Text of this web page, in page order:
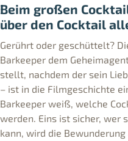
Beim großen
über den Cocktail
Gerührt oder geschüttelt?
Barkeeper dem
stellt, nachdem der sein
– ist in die Filmgeschichte
Barkeeper weiß, welche
werden. Eins ist sicher, wer
kann, wird die